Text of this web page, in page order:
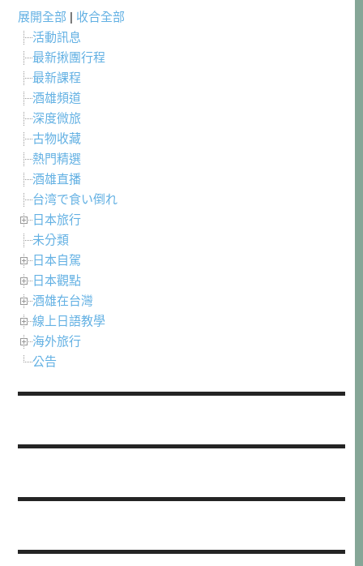
展開全部 | 收合全部
活動訊息
最新揪團行程
最新課程
酒雄頻道
深度微旅
古物收藏
熱門精選
酒雄直播
台湾で食い倒れ
日本旅行
未分類
日本自駕
日本觀點
酒雄在台灣
線上日語教學
海外旅行
公告